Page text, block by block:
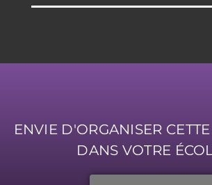
ENVIE D'ORGANISER
DANS VOTRE